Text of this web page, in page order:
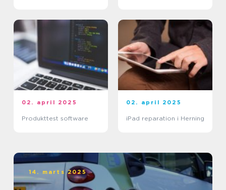
02. april 2025
Produkttest software
02. april 2025
iPad reparation i Herning
14. marts 2025